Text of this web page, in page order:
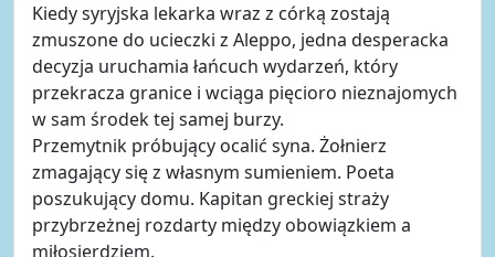
Kiedy syryjska lekarka wraz z córką zostają
zmuszone do ucieczki z Aleppo, jedna desperacka
decyzja uruchamia łańcuch wydarzeń, który
przekracza granice i wciąga pięcioro nieznajomych
w sam środek tej samej burzy.
Przemytnik próbujący ocalić syna. Żołnierz
zmagający się z własnym sumieniem. Poeta
poszukujący domu. Kapitan greckiej straży
przybrzeżnej rozdarty między obowiązkiem a
miłosierdziem.